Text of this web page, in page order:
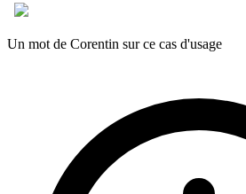
Un mot de Corentin sur ce cas d'usage